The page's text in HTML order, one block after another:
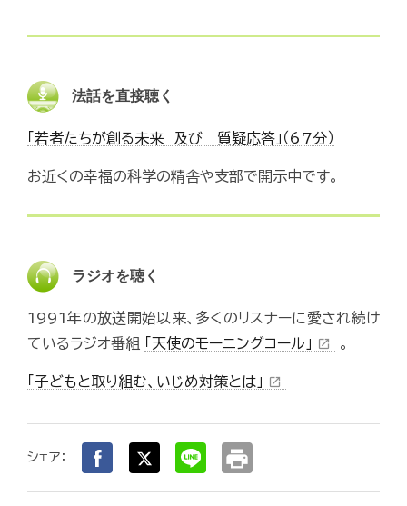
法話を直接聴く
「若者たちが創る未来 及び 質疑応答」（67分）
お近くの幸福の科学の精舎や支部で開示中です。
ラジオを聴く
1991年の放送開始以来、多くのリスナーに愛され続け
ているラジオ番組 「天使のモーニングコール」 open_in_new 。
「子どもと取り組む、いじめ対策とは」 open_in_new
シェア： print